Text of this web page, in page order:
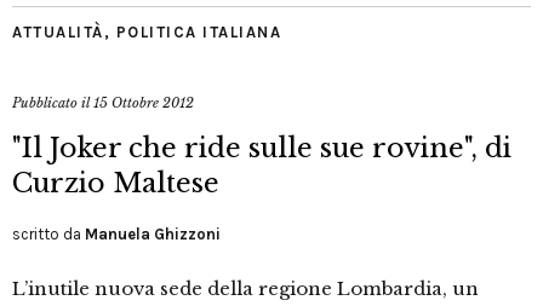
ATTUALITÀ , POLITICA ITALIANA
Pubblicato il15 Ottobre 2012
"Il Joker che ride sulle sue rovine", di
Curzio Maltese
scritto da Manuela Ghizzoni
L’inutile nuova sede della regione Lombardia, un